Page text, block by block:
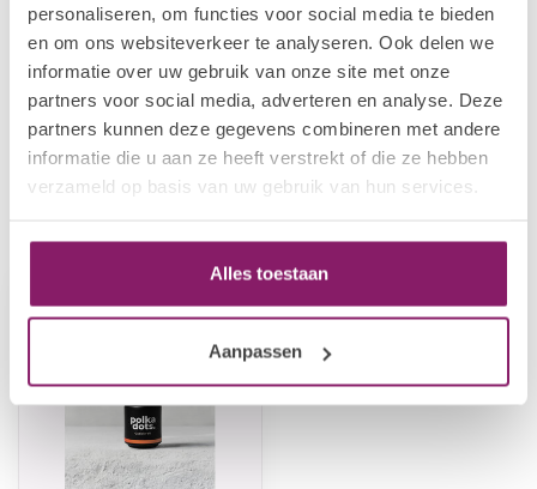
personaliseren, om functies voor social media te bieden
en om ons websiteverkeer te analyseren. Ook delen we
informatie over uw gebruik van onze site met onze
partners voor social media, adverteren en analyse. Deze
partners kunnen deze gegevens combineren met andere
informatie die u aan ze heeft verstrekt of die ze hebben
verzameld op basis van uw gebruik van hun services.
Alles toestaan
Aanpassen
Op voorraad
I.AM NAIL SYSTEMS
Guarding
Op voorraad
€4,78
€3,82
Recent bekeken